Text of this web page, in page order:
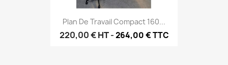
Plan De Travail Compact 160...
220,00 €HT-264,00 € TTC